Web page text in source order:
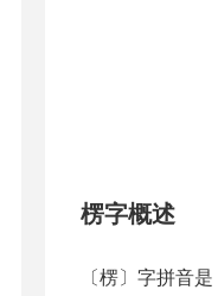
楞字概述
〔楞〕字拼音